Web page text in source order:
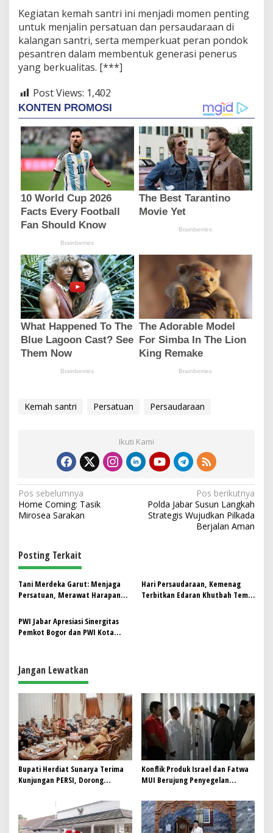
Kegiatan kemah santri ini menjadi momen penting
untuk menjalin persatuan dan persaudaraan di
kalangan santri, serta memperkuat peran pondok
pesantren dalam membentuk generasi penerus
yang berkualitas. [***]
Post Views: 1,402
Kemah santri Persatuan Persaudaraan
Ikuti Kami
N
a
i
g
a
s
i
p
s
Pos sebelumnya
Home Coming: Tasik
Mirosea Sarakan
Pos berikutnya
Polda Jabar Susun Langkah
Strategis Wujudkan Pilkada
Berjalan Aman
Posting Terkait
Tani Merdeka Garut: Menjaga
Persatuan, Merawat Harapan
Hari Persaudaraan, Kemenag
Terbitkan Edaran Khutbah Tema
PWI Jabar Apresiasi Sinergitas
Pemkot Bogor dan PWI Kota
Jangan Lewatkan
Bupati Herdiat Sunarya Terima
Kunjungan PERSI, Dorong
Konflik Produk Israel dan Fatwa
MUI Berujung Penyegelan